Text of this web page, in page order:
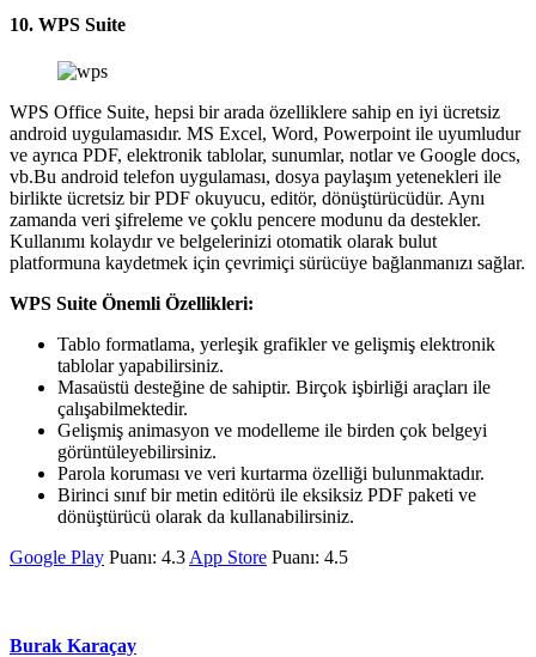
10. WPS Suite
WPS Office Suite, hepsi bir arada özelliklere sahip en iyi ücretsiz
android uygulamasıdır. MS Excel, Word, Powerpoint ile uyumludur
ve ayrıca PDF, elektronik tablolar, sunumlar, notlar ve Google docs,
vb.Bu android telefon uygulaması, dosya paylaşım yetenekleri ile
birlikte ücretsiz bir PDF okuyucu, editör, dönüştürücüdür. Aynı
zamanda veri şifreleme ve çoklu pencere modunu da destekler.
Kullanımı kolaydır ve belgelerinizi otomatik olarak bulut
platformuna kaydetmek için çevrimiçi sürücüye bağlanmanızı sağlar.
WPS Suite Önemli Özellikleri:
Tablo formatlama, yerleşik grafikler ve gelişmiş elektronik
tablolar yapabilirsiniz.
Masaüstü desteğine de sahiptir. Birçok işbirliği araçları ile
çalışabilmektedir.
Gelişmiş animasyon ve modelleme ile birden çok belgeyi
görüntüleyebilirsiniz.
Parola koruması ve veri kurtarma özelliği bulunmaktadır.
Birinci sınıf bir metin editörü ile eksiksiz PDF paketi ve
dönüştürücü olarak da kullanabilirsiniz.
Google Play Puanı: 4.3 App Store Puanı: 4.5
Burak Karaçay